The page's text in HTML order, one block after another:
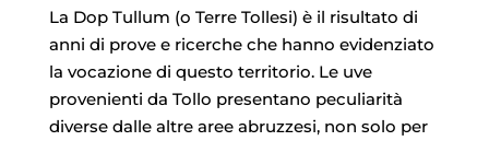
La Dop Tullum (o Terre Tollesi) è il risultato di
anni di prove e ricerche che hanno evidenziato
la vocazione di questo territorio. Le uve
provenienti da Tollo presentano peculiarità
diverse dalle altre aree abruzzesi, non solo per